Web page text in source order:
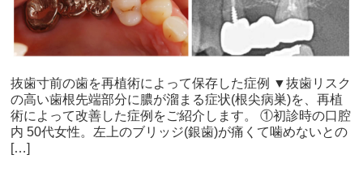
抜歯寸前の歯を再植術によって保存した症例 ▼抜歯リスク
の高い歯根先端部分に膿が溜まる症状(根尖病巣)を、再植
術によって改善した症例をご紹介します。 ①初診時の口腔
内 50代女性。左上のブリッジ(銀歯)が痛くて噛めないとの
[…]